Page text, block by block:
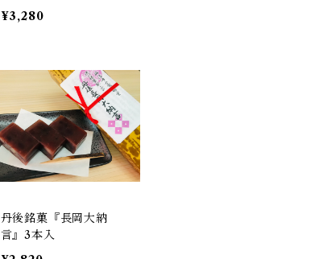
¥3,280
丹後銘菓『長岡大納
言』3本入